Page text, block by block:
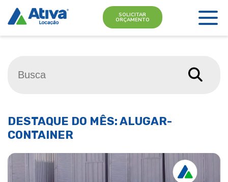
SOLICITAR
ORÇAMENTO
DESTAQUE DO MÊS: ALUGAR-
CONTAINER